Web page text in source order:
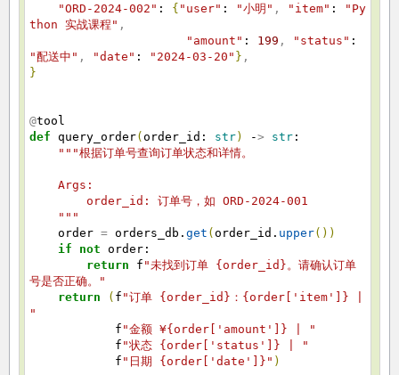
"ORD-2024-002" : { "user" : "小明" , "item" :
"Py
thon 实战课程" ,
"amount" : 199 , "status" :
"配送中" , "date" : "2024-03-20" } ,
}
@tool
def query_order( order_id: str) -> str :
"""根据订单号查询订单状态和详情。
Args:
order_id: 订单号，如 ORD-2024-001
"""
order = orders_db. get ( order_id. upper( ) )
if
not order:
return f "未找到订单 {order_id}。请确认订单
号是否正确。"
return
( f "订单 {order_id}：{order['item']} |
"
f "金额 ¥{order['amount']} | "
f "状态 {order['status']} | "
f "日期 {order['date']}" )